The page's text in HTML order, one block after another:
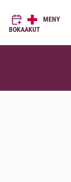
BOKAAKUT
MENY